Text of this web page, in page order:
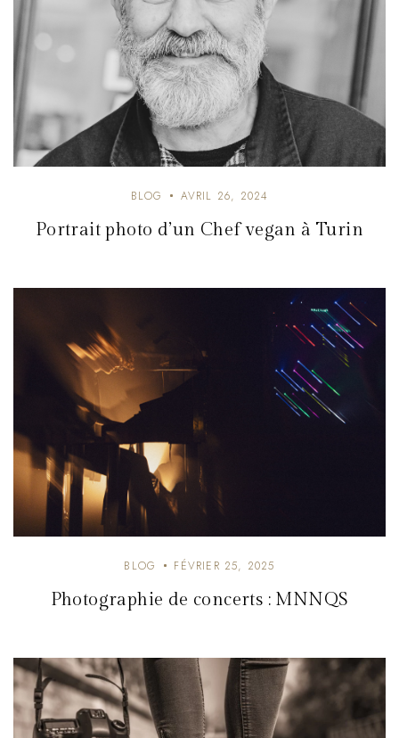
BLOG AVRIL 26, 2024
Portrait photo d’un Chef vegan à Turin
BLOG FÉVRIER 25, 2025
Photographie de concerts : MNNQS